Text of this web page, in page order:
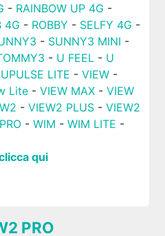
- RAINBOW UP 4G -
4G - ROBBY - SELFY 4G -
- SUNNY3 MINI -
- U FEEL - U
UPULSE LITE - VIEW -
Lite- VIEW MAX- VIEW
- VIEW2 PLUS- VIEW2
- WIM - WIM LITE -
qui
PRO